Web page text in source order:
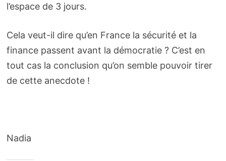
l’espace de 3 jours.
Cela veut-il dire qu’en France la sécurité et la
finance passent avant la démocratie ? C’est en
tout cas la conclusion qu’on semble pouvoir tirer
de cette anecdote !
Nadia